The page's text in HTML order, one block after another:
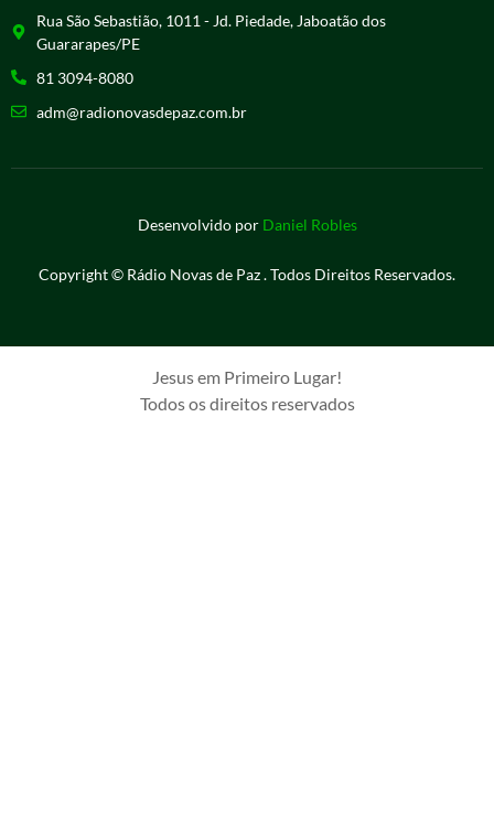
Rua São Sebastião, 1011 - Jd. Piedade, Jaboatão dos
Guararapes/PE
81 3094-8080
adm@radionovasdepaz.com.br
Desenvolvido por Daniel Robles
Copyright © Rádio Novas de Paz . Todos Direitos Reservados.
Jesus em Primeiro Lugar!
Todos os direitos reservados